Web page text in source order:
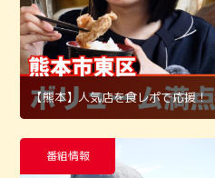
【熊本】人気店を食レポで応援！
番組情報